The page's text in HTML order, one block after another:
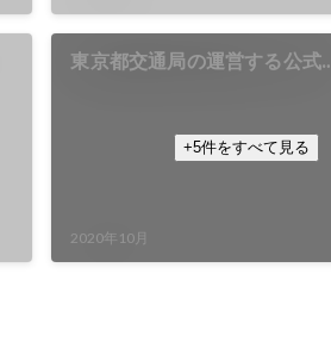
東京都交通局の運営する公式
2020年10月
+5件をすべて見る